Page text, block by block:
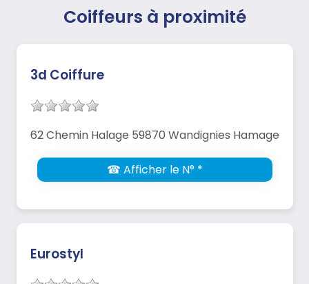
Coiffeurs à proximité
3d Coiffure
62 Chemin Halage 59870 Wandignies Hamage
☎ Afficher le N° *
Eurostyl